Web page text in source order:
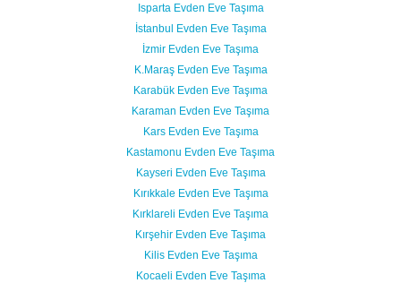
Isparta Evden Eve Taşıma
İstanbul Evden Eve Taşıma
İzmir Evden Eve Taşıma
K.Maraş Evden Eve Taşıma
Karabük Evden Eve Taşıma
Karaman Evden Eve Taşıma
Kars Evden Eve Taşıma
Kastamonu Evden Eve Taşıma
Kayseri Evden Eve Taşıma
Kırıkkale Evden Eve Taşıma
Kırklareli Evden Eve Taşıma
Kırşehir Evden Eve Taşıma
Kilis Evden Eve Taşıma
Kocaeli Evden Eve Taşıma